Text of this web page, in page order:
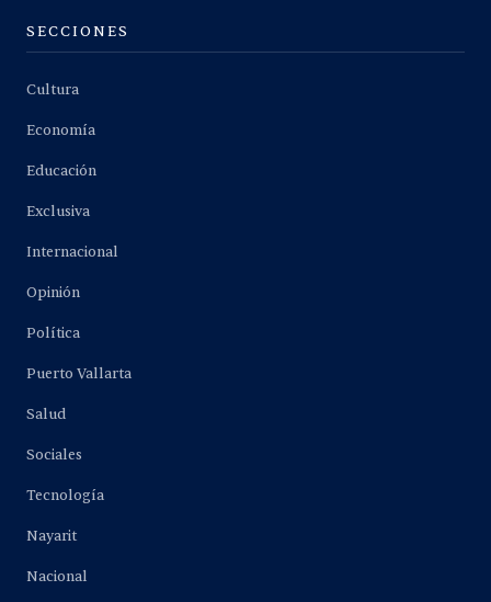
SECCIONES
Cultura
Economía
Educación
Exclusiva
Internacional
Opinión
Política
Puerto Vallarta
Salud
Sociales
Tecnología
Nayarit
Nacional